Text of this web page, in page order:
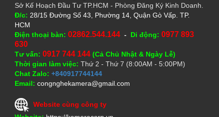
Sở Kế Hoạch Đầu Tư TP.HCM - Phòng Đăng Ký Kinh Doanh.
Đ/c: 28/15 Đường Số 43, Phường 14, Quận Gò Vấp. TP.
HCM
Điện thoại bàn: 02862.544.144 - Di động: 0977 893
630
Tư vấn: 0917 744 144 (Cả Chủ Nhật & Ngày Lễ)
Thời gian làm việc: Thứ 2 - Thứ 7 (8:00AM - 5:00PM)
Chat Zalo: +840917744144
Email: congnghekamera@gmail.com
Website cùng công ty